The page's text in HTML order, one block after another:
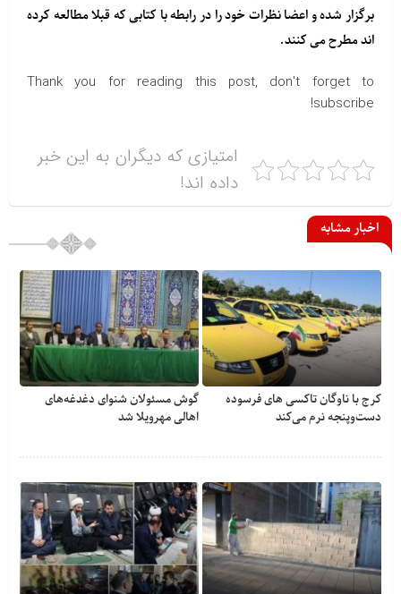
برگزار شده و اعضا نظرات خود را در رابطه با کتابی که قبلا مطالعه کرده
اند مطرح می کنند.
Thank you for reading this post, don't forget to
subscribe!
امتیازی که دیگران به این خبر
داده اند!
اخبار مشابه
کرج با ناوگان تاکسی های فرسوده
دست‌وپنجه نرم می‌کند
گوش مسئولان شنوای دغدغه‎‌های
اهالی مهرویلا شد